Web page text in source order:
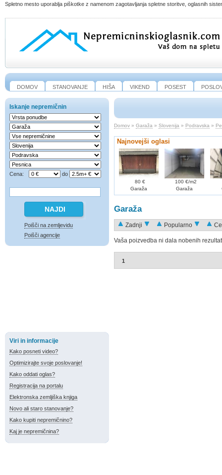
Spletno mesto uporablja piškotke z namenom zagotavljanja spletne storitve, oglasnih
DOMOV STANOVANJE HIŠA VIKEND POSEST
Iskanje nepremičnin
Cena: do
Poišči na zemljevidu
Poišči agencije
Viri in informacije
Kako posneti video?
Optimizirajte svoje poslovanje!
Kako oddati oglas?
Registracija na portalu
Elektronska zemljiška knjiga
Novo ali staro stanovanje?
Kako kupiti nepremičnino?
Kaj je nepremičnina?
Domov » Garaža » Slovenija » Podravska »
Najnovejši oglasi
80 €
Garaža
100 €/m2
Garaža
Garaža
Zadnji Popularno
Vaša poizvedba ni dala nobenih
1